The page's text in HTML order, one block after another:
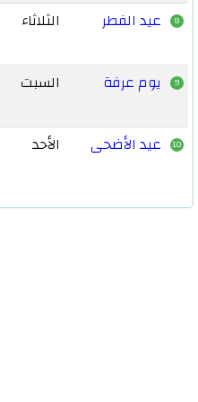
8 عيد الفطر الثلاثاء
9 يوم عرفة السبت
10 عيد الأضحى الأحد